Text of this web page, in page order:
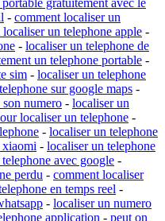
- comment localiser un
un telephone apple -
- localiser un telephone de
un telephone portable -
sim - localiser un telephone
sur google maps -
numero - localiser un
localiser un telephone -
- localiser un telephone
xiaomi - localiser un telephone
avec google -
perdu - comment localiser
en temps reel -
- localiser un numero
application - peut on